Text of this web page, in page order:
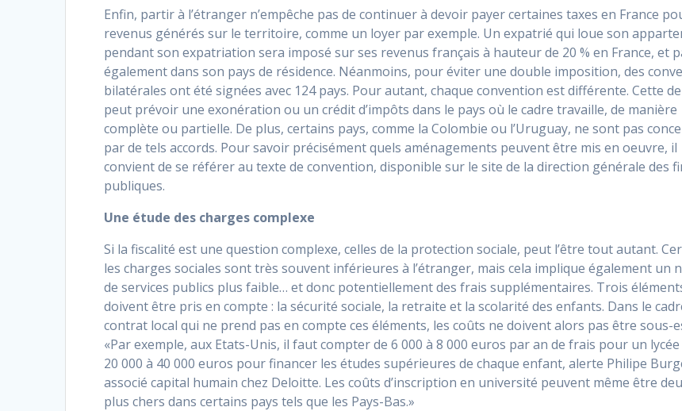
Enfin, partir à l’étranger n’empêche pas de continuer à devoir payer certaines taxes en France
revenus générés sur le territoire, comme un loyer par exemple. Un expatrié qui loue son
pendant son expatriation sera imposé sur ses revenus français à hauteur de 20 % en France, et
également dans son pays de résidence. Néanmoins, pour éviter une double imposition, des
bilatérales ont été signées avec 124 pays. Pour autant, chaque convention est différente. Cette
peut prévoir une exonération ou un crédit d’impôts dans le pays où le cadre travaille, de manière
complète ou partielle. De plus, certains pays, comme la Colombie ou l’Uruguay, ne sont pas
par de tels accords. Pour savoir précisément quels aménagements peuvent être mis en oeuvre, il
convient de se référer au texte de convention, disponible sur le site de la direction générale des
publiques.
Une étude des charges complexe
Si la fiscalité est une question complexe, celles de la protection sociale, peut l’être tout autant.
les charges sociales sont très souvent inférieures à l’étranger, mais cela implique également un
de services publics plus faible… et donc potentiellement des frais supplémentaires. Trois
doivent être pris en compte : la sécurité sociale, la retraite et la scolarité des enfants. Dans le
contrat local qui ne prend pas en compte ces éléments, les coûts ne doivent alors pas être sous-
«Par exemple, aux Etats-Unis, il faut compter de 6 000 à 8 000 euros par an de frais pour un lycée
20 000 à 40 000 euros pour financer les études supérieures de chaque enfant, alerte Philipe
associé capital humain chez Deloitte. Les coûts d’inscription en université peuvent même être
plus chers dans certains pays tels que les Pays-Bas.»